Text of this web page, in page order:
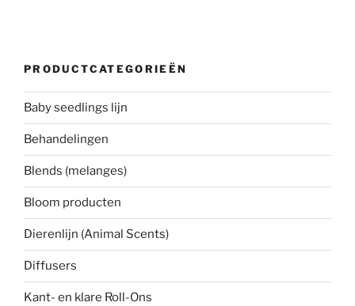
PRODUCTCATEGORIEËN
Baby seedlings lijn
Behandelingen
Blends (melanges)
Bloom producten
Dierenlijn (Animal Scents)
Diffusers
Kant- en klare Roll-Ons